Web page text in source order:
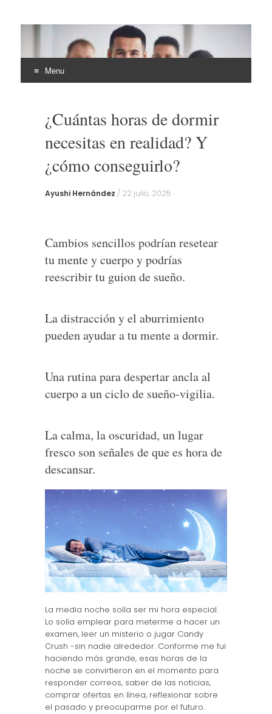
EHLI
UNINTER
Menu
content¿Cuántas horas de dormir
necesitas en realidad? Y
¿cómo conseguirlo?
Ayushi Hernández / 22 julio, 2025
Cambios sencillos podrían resetear
tu mente y cuerpo y podrías
reescribir tu guion de sueño.
La distracción y el aburrimiento
pueden ayudar a tu mente a dormir.
Una rutina para despertar ancla al
cuerpo a un ciclo de sueño-vigilia.
La calma, la oscuridad, un lugar
fresco son señales de que es hora de
descansar.
La media noche solía ser mi hora especial.
Lo solía emplear para meterme a hacer un
examen, leer un misterio o jugar Candy
Crush -sin nadie alrededor. Conforme me fui
haciendo más grande, esas horas de la
noche se convirtieron en el momento para
responder correos, saber de las noticias,
comprar ofertas en línea, reflexionar sobre
el pasado y preocuparme por el futuro.